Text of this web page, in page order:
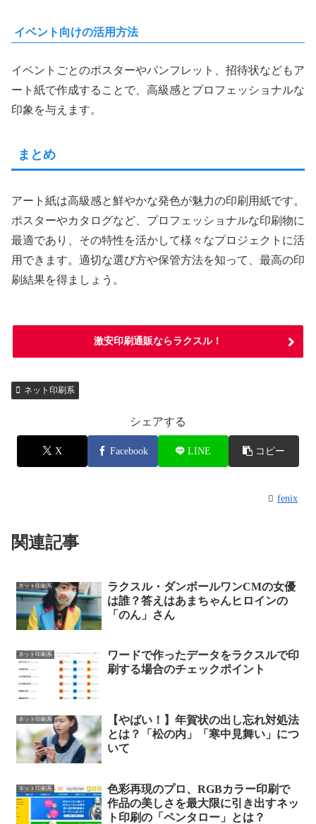
イベント向けの活用方法
イベントごとのポスターやパンフレット、招待状などもア
ート紙で作成することで、高級感とプロフェッショナルな
印象を与えます。
まとめ
アート紙は高級感と鮮やかな発色が魅力の印刷用紙です。
ポスターやカタログなど、プロフェッショナルな印刷物に
最適であり、その特性を活かして様々なプロジェクトに活
用できます。適切な選び方や保管方法を知って、最高の印
刷結果を得ましょう。
激安印刷通販ならラクスル！
ネット印刷系
シェアする
X Facebook LINE コピー
fenix
関連記事
ネット印刷系
ラクスル・ダンボールワンCMの女優
は誰？答えはあまちゃんヒロインの
「のん」さん
ネット印刷系
ワードで作ったデータをラクスルで印
刷する場合のチェックポイント
ネット印刷系
【やばい！】年賀状の出し忘れ対処法
とは？「松の内」「寒中見舞い」につ
いて
ネット印刷系
色彩再現のプロ、RGBカラー印刷で
作品の美しさを最大限に引き出すネッ
ト印刷の「ペンタロー」とは？